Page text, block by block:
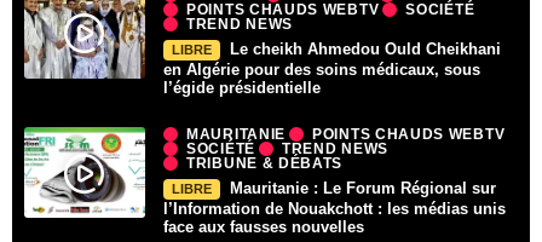
POINTS CHAUDS WEBTV
SOCIÉTÉ
TREND NEWS
LIBRE
Le cheikh Ahmedou Ould Cheikhani
en Algérie pour des soins médicaux, sous
l’égide présidentielle
MAURITANIE
POINTS CHAUDS WEBTV
SOCIÉTÉ
TREND NEWS
TRIBUNE & DÉBATS
LIBRE
Mauritanie : Le Forum Régional sur
l’Information de Nouakchott : les médias unis
face aux fausses nouvelles